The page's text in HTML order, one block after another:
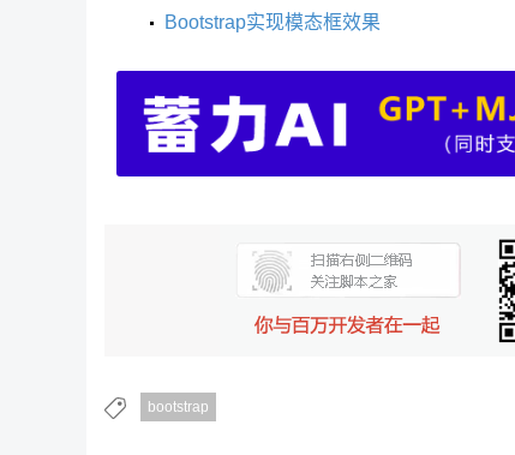
Bootstrap实现模态框效果
bootstrap